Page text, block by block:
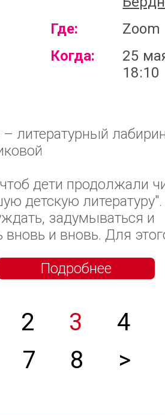
Где:
Zoom
Когда:
25
18:10
литературный
дети продолжали
детскую
задумываться и
вновь и вновь. Для
Подробнее
2 3
4
7
8 >